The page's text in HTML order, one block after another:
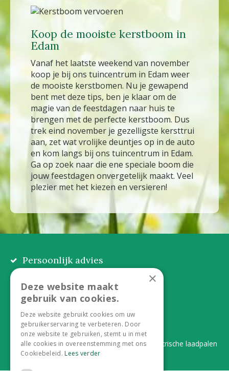
Koop de mooiste kerstboom in
Edam
Vanaf het laatste weekend van november
koop je bij ons tuincentrum in Edam weer
de mooiste kerstbomen. Nu je gewapend
bent met deze tips, ben je klaar om de
magie van de feestdagen naar huis te
brengen met de perfecte kerstboom. Dus
trek eind november je gezelligste kersttrui
aan, zet wat vrolijke deuntjes op in de auto
en kom langs bij ons tuincentrum in Edam.
Ga op zoek naar die ene speciale boom die
jouw feestdagen onvergetelijk maakt. Veel
plezier met het kiezen en versieren!
Persoonlijk advies
Alles onder één dak
Duurzaam en dorpsgemak
Lever je statiegeldflessen bij ons in én elektrische laadpalen
×
Deze website maakt
gebruik van cookies.
Deze website gebruikt cookies om uw
gebruikerservaring te verbeteren. Door
onze website te gebruiken, stemt u in met
alle cookies in overeenstemming met ons
Cookiebeleid. Lees verder